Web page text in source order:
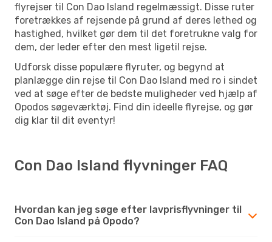
flyrejser til Con Dao Island regelmæssigt. Disse ruter
foretrækkes af rejsende på grund af deres lethed og
hastighed, hvilket gør dem til det foretrukne valg for
dem, der leder efter den mest ligetil rejse.
Udforsk disse populære flyruter, og begynd at
planlægge din rejse til Con Dao Island med ro i sindet
ved at søge efter de bedste muligheder ved hjælp af
Opodos søgeværktøj. Find din ideelle flyrejse, og gør
dig klar til dit eventyr!
Con Dao Island flyvninger FAQ
Hvordan kan jeg søge efter lavprisflyvninger til
Con Dao Island på Opodo?